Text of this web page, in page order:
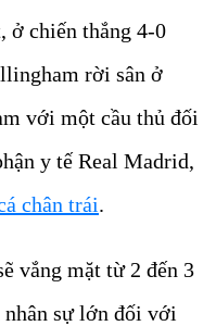
ở chiến thắng 4-0
rời sân ở
với một cầu thủ đối
y tế Real Madrid,
chân trái.
vắng mặt từ 2 đến 3
sự lớn đối với